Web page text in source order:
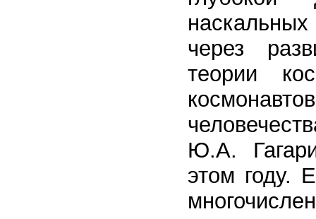
через
теории
Ю.А.
этом году.